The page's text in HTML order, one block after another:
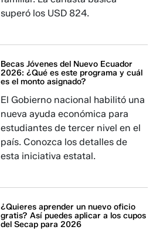
superó los USD 824.
Becas Jóvenes del Nuevo Ecuador
2026: ¿Qué es este programa y cuál
es el monto asignado?
El Gobierno nacional habilitó una
nueva ayuda económica para
estudiantes de tercer nivel en el
país. Conozca los detalles de
esta iniciativa estatal.
¿Quieres aprender un nuevo oficio
gratis? Así puedes aplicar a los cupos
del Secap para 2026